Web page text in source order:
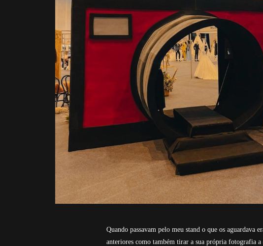
Quando passavam pelo meu stand o que os aguardava
anteriores como também tirar a sua própria fotografia a